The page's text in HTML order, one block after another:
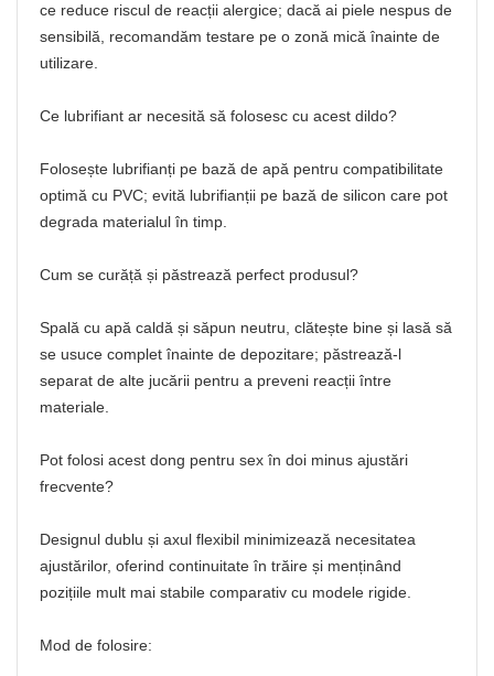
ce reduce riscul de reacții alergice; dacă ai piele nespus de
sensibilă, recomandăm testare pe o zonă mică înainte de
utilizare.
Ce lubrifiant ar necesită să folosesc cu acest dildo?
Folosește lubrifianți pe bază de apă pentru compatibilitate
optimă cu PVC; evită lubrifianții pe bază de silicon care pot
degrada materialul în timp.
Cum se curăță și păstrează perfect produsul?
Spală cu apă caldă și săpun neutru, clătește bine și lasă să
se usuce complet înainte de depozitare; păstrează-l
separat de alte jucării pentru a preveni reacții între
materiale.
Pot folosi acest dong pentru sex în doi minus ajustări
frecvente?
Designul dublu și axul flexibil minimizează necesitatea
ajustărilor, oferind continuitate în trăire și menținând
pozițiile mult mai stabile comparativ cu modele rigide.
Mod de folosire: